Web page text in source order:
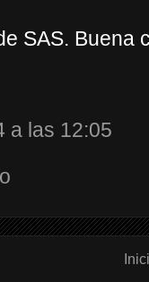
SAS. Buena
a las 12:05